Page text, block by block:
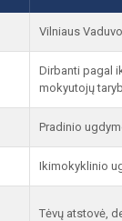
Vilniaus
Dirbanti pagal
mokyutojų
Pradinio
Ikimokyklinio
Tėvų atstovė,